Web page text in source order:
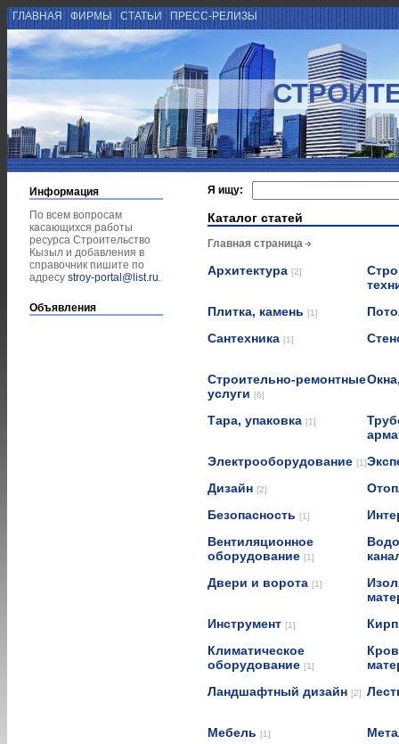
ГЛАВНАЯ ФИРМЫ СТАТЬИ ПРЕСС-РЕЛИЗЫ
Информация
По всем вопросам
касающихся работы
ресурса Строительство
Кызыл и добавления в
справочник пишите по
адресу stroy-portal@list.ru.
Объявления
Я ищу:
Каталог статей
Главная страница
Архитектура [2]
Плитка, камень [1]
Сантехника [1]
Строительно-ремонтные
услуги [6]
Тара, упаковка [1]
Электрооборудование [1]
Дизайн [2]
Безопасность [1]
Вентиляционное
оборудование [1]
Двери и ворота [1]
Инструмент [1]
Климатическое
оборудование [1]
Ландшафтный дизайн [2]
Мебель [1]